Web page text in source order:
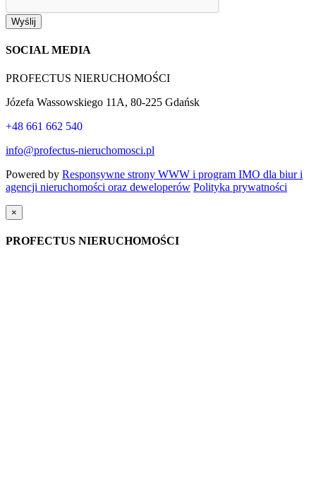
Wyślij
SOCIAL MEDIA
PROFECTUS NIERUCHOMOŚCI
Józefa Wassowskiego 11A, 80-225 Gdańsk
+48 661 662 540
info@profectus-nieruchomosci.pl
Powered by Responsywne strony WWW i program IMO dla biur i
agencji nieruchomości oraz deweloperów Polityka prywatności
×
PROFECTUS NIERUCHOMOŚCI